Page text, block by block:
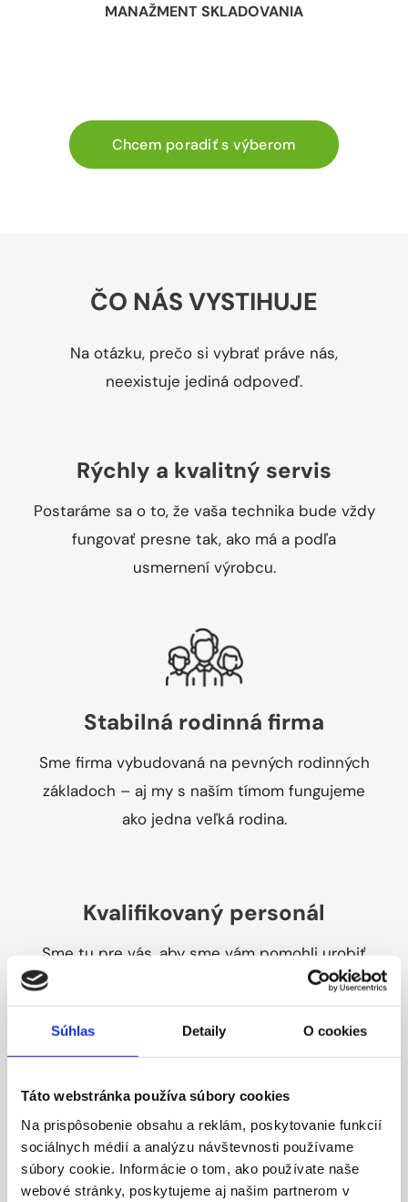
Súhlas Detaily O cookies
Táto webstránka používa súbory cookies
Na prispôsobenie obsahu a reklám, poskytovanie funkcií
sociálnych médií a analýzu návštevnosti používame
súbory cookie. Informácie o tom, ako používate naše
webové stránky, poskytujeme aj našim partnerom v
MANAŽMENT SKLADOVANIA
Chcem poradiť s výberom
ČO NÁS VYSTIHUJE
Na otázku, prečo si vybrať práve nás,
neexistuje jediná odpoveď.
Rýchly a kvalitný servis
Postaráme sa o to, že vaša technika bude vždy
fungovať presne tak, ako má a podľa
usmernení výrobcu.
Stabilná rodinná firma
Sme firma vybudovaná na pevných rodinných
základoch – aj my s naším tímom fungujeme
ako jedna veľká rodina.
Kvalifikovaný personál
Sme tu pre vás, aby sme vám pomohli urobiť
tie najlepšie rozhodnutia s ohľadom na vaše
individuálne potreby.
Komplexná ponuka pre vás